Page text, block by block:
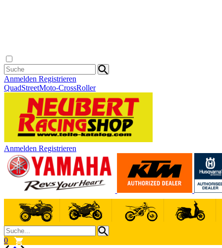
Anmelden Registrieren
QuadStreetMoto-CrossRoller
Anmelden Registrieren
0